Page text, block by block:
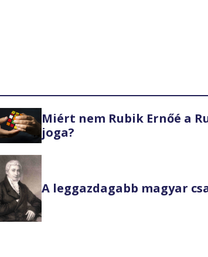
Miért nem Rubik Ernőé a
joga?
A leggazdagabb magyar